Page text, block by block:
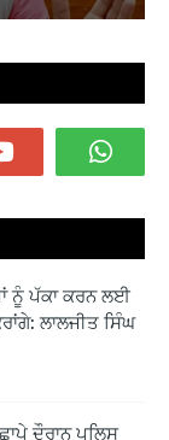
ਨੂੰ ਪੱਕਾ ਕਰਨ ਲਈ
ਲਾਲਜੀਤ ਸਿੰਘ
ਦੌਰਾਨ ਪੁਲਿਸ